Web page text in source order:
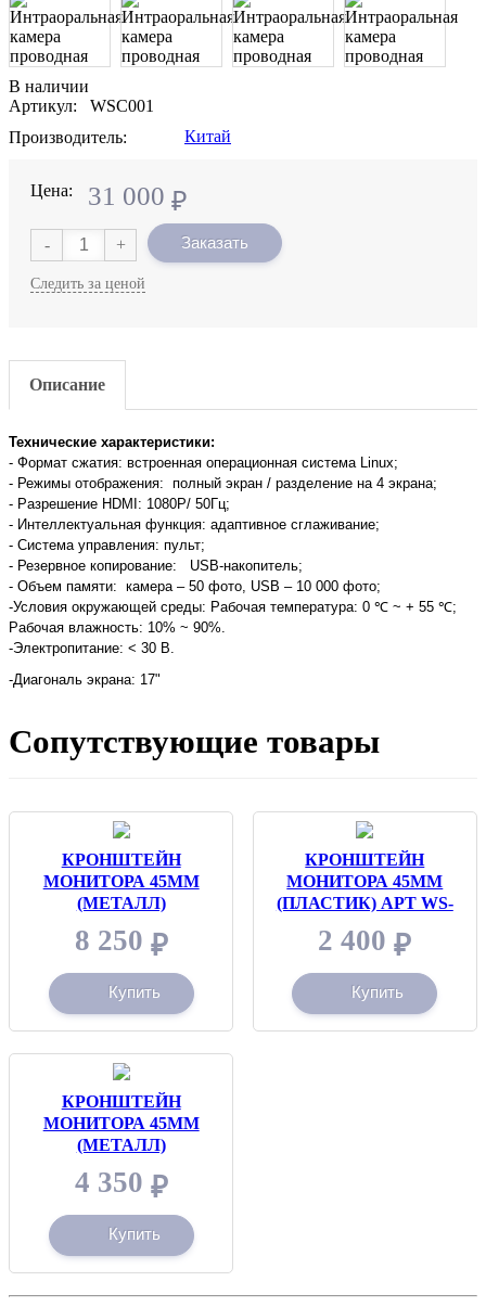
В наличии
Артикул: WSC001
Производитель:
Китай
Цена: 31 000 ₽
- + Заказать
Следить за ценой
Описание
Технические характеристики:
- Формат сжатия: встроенная операционная система Linux;
- Режимы отображения: полный экран / разделение на 4 экрана;
- Разрешение HDMI: 1080P/ 50Гц;
- Интеллектуальная функция: адаптивное сглаживание;
- Система управления: пульт;
- Резервное копирование: USB-накопитель;
- Объем памяти: камера – 50 фото, USB – 10 000 фото;
-Условия окружающей среды: Рабочая температура: 0 ℃ ~ + 55 ℃;
Рабочая влажность: 10% ~ 90%.
-Электропитание: < 30 В.
-Диагональ экрана: 17"
Сопутствующие товары
КРОНШТЕЙН
МОНИТОРА 45ММ
(МЕТАЛЛ)
WELLSTAR КИТАЙ
8 250 ₽
Купить
КРОНШТЕЙН
МОНИТОРА 45ММ
(ПЛАСТИК) АРТ WS-
WELLSTAR КИТАЙ
2 400 ₽
Купить
КРОНШТЕЙН
МОНИТОРА 45ММ
(МЕТАЛЛ)
WELLSTAR КИТАЙ
4 350 ₽
Купить